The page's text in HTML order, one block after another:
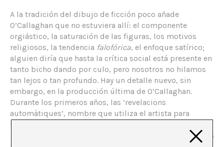
A la tradición del dibujo de ficción poco añade
O’Callaghan que no estuviera allí: el componente
orgiástico, la saturación de las figuras, los motivos
religiosos, la tendencia falofórica, el enfoque satírico;
alguien diría que hasta la crítica social está presente en
tanto bicho dando por culo, pero nosotros no hilamos
tan lejos o tan profundo. Hay un detalle nuevo, sin
embargo, en la producción última de O’Callaghan.
Durante los primeros años, las ‘revelacions
automàtiques’, nombre que utiliza el artista para
hablar de sus dibujos, pudieron aspirar a ser
memes
de la blogosfera; la inclusión reciente de figuras